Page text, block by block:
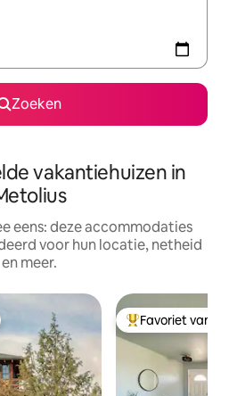
Zoeken
vakantiehuizen in
eens: deze accommodaties
voor hun locatie, netheid
en meer.
Topfavoriet van
Favoriet van